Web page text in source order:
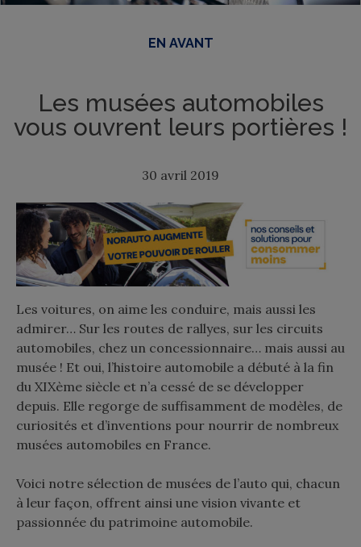
EN AVANT
Les musées automobiles
vous ouvrent leurs portières !
30 avril 2019
Les voitures, on aime les conduire, mais aussi les
admirer… Sur les routes de rallyes, sur les circuits
automobiles, chez un concessionnaire… mais aussi au
musée ! Et oui, l’histoire automobile a débuté à la fin
du XIXème siècle et n’a cessé de se développer
depuis. Elle regorge de suffisamment de modèles, de
curiosités et d’inventions pour nourrir de nombreux
musées automobiles en France.
Voici notre sélection de musées de l’auto qui, chacun
à leur façon, offrent ainsi une vision vivante et
passionnée du patrimoine automobile.